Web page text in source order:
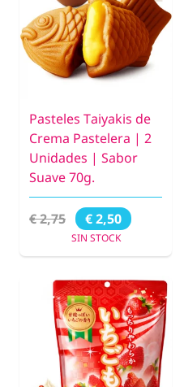
Pasteles Taiyakis de
Crema Pastelera | 2
Unidades | Sabor
Suave 70g.
€ 2,75 € 2,50
SIN STOCK